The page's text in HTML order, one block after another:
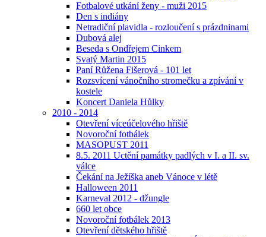
Fotbalové utkání ženy - muži 2015
Den s indiány
Netradiční plavidla - rozloučení s prázdninami
Dubová alej
Beseda s Ondřejem Cinkem
Svatý Martin 2015
Paní Růžena Fišerová - 101 let
Rozsvícení vánočního stromečku a zpívání v
kostele
Koncert Daniela Hůlky
2010 - 2014
Otevření víceúčelového hřiště
Novoroční fotbálek
MASOPUST 2011
8.5. 2011 Uctění památky padlých v I. a II. sv.
válce
Čekání na Ježíška aneb Vánoce v létě
Halloween 2011
Karneval 2012 - džungle
660 let obce
Novoroční fotbálek 2013
Otevření dětského hřiště